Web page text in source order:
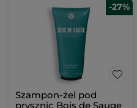
-27%
Szampon-żel pod
prysznic Bois de Sauge